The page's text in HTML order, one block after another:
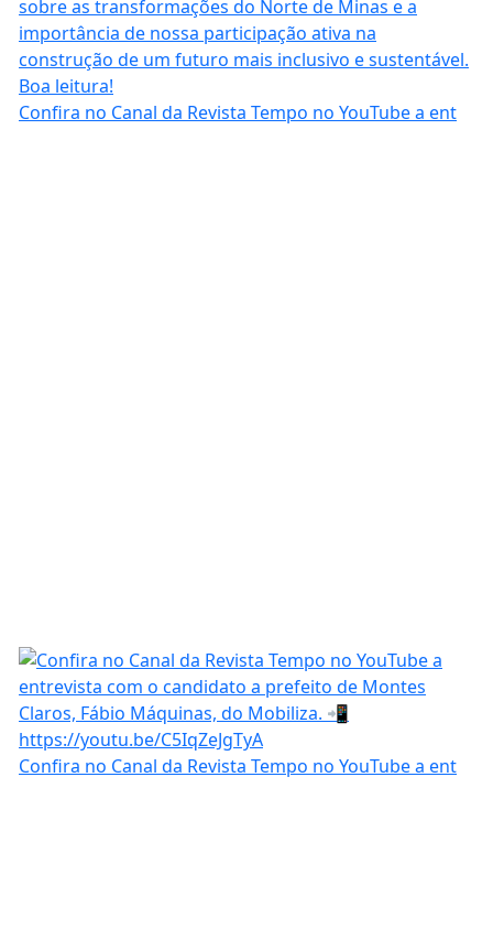
Confira no Canal da Revista Tempo no YouTube a ent
Confira no Canal da Revista Tempo no YouTube a ent